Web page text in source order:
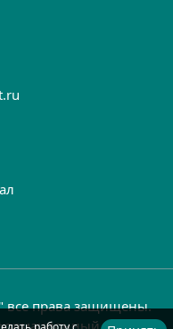
права защищены.
характер